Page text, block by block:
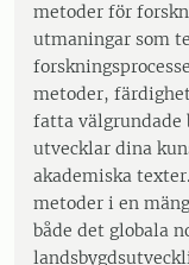
metoder för
utmaningar som
metoder,
fatta välgrundade
utvecklar dina
akademiska
metoder i en
både det globala